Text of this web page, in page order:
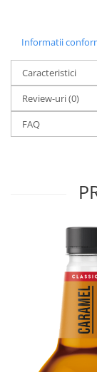
Informatii
Caracteristici
Review-uri(0)
FAQ